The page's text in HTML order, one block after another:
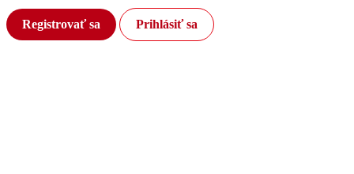
Registrovať sa Prihlásiť sa